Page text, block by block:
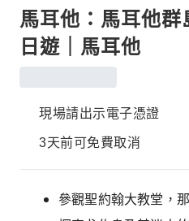
馬耳他：馬耳他
日遊｜馬耳他
現場請出示電子憑證
3天前可免費取消
參觀聖約翰大教堂，